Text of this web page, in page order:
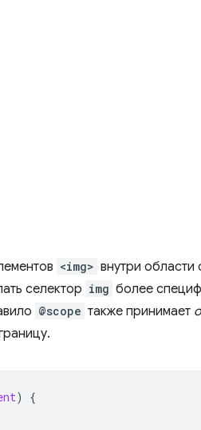
<img> внутри области
селектор img более
@scope также принимает
)
{